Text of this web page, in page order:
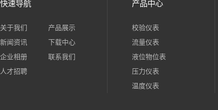
快速导航
关于我们
产品展示
新闻资讯
下载中心
企业相册
联系我们
人才招聘
产品中心
校验仪表
流量仪表
液位物位表
压力仪表
温度仪表